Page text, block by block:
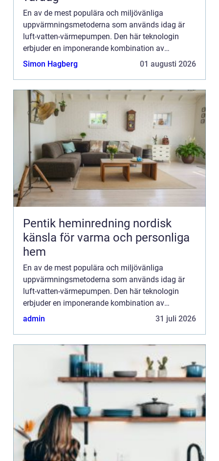
En av de mest populära och miljövänliga
uppvärmningsmetoderna som används idag är
luft-vatten-värmepumpen. Den här teknologin
erbjuder en imponerande kombination av
kostnadseffektivitet, energieffektivitet och ...
Simon Hagberg 01 augusti 2026
Pentik heminredning nordisk
känsla för varma och personliga
hem
En av de mest populära och miljövänliga
uppvärmningsmetoderna som används idag är
luft-vatten-värmepumpen. Den här teknologin
erbjuder en imponerande kombination av
kostnadseffektivitet, energieffektivitet och ...
admin 31 juli 2026